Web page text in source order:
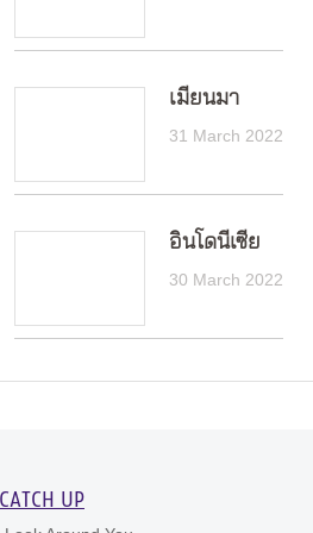
เมียนมา
31 March 2022
อินโดนีเซีย
30 March 2022
CATCH UP